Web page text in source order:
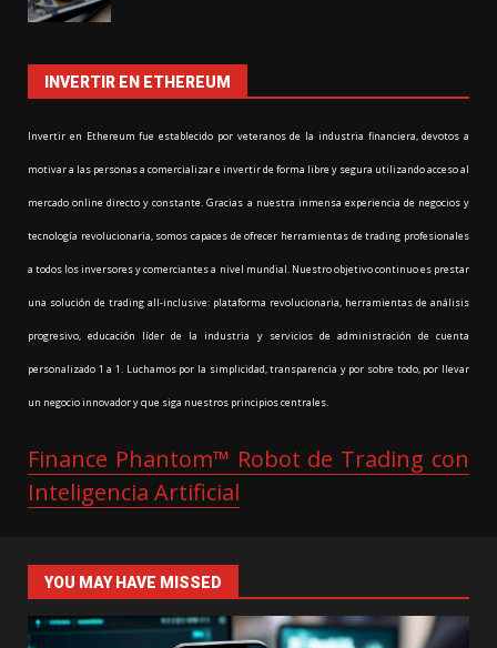
INVERTIR EN ETHEREUM
Invertir en Ethereum fue establecido por veteranos de la industria financiera, devotos a
motivar a las personas a comercializar e invertir de forma libre y segura utilizando acceso al
mercado online directo y constante. Gracias a nuestra inmensa experiencia de negocios y
tecnología revolucionaria, somos capaces de ofrecer herramientas de trading profesionales
a todos los inversores y comerciantes a nivel mundial. Nuestro objetivo continuo es prestar
una solución de trading all-inclusive: plataforma revolucionaria, herramientas de análisis
progresivo, educación líder de la industria y servicios de administración de cuenta
personalizado 1 a 1. Luchamos por la simplicidad, transparencia y por sobre todo, por llevar
un negocio innovador y que siga nuestros principios centrales.
Finance Phantom™ Robot de Trading con
Inteligencia Artificial
YOU MAY HAVE MISSED